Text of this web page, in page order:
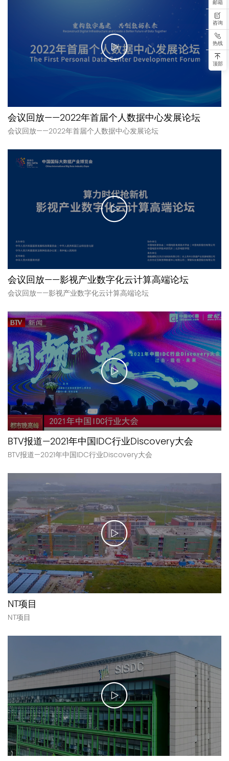
会议回放——2022年首届个人数据中心发展论坛
会议回放——2022年首届个人数据中心发展论坛
会议回放——影视产业数字化云计算高端论坛
会议回放——影视产业数字化云计算高端论坛
BTV报道—2021年中国IDC行业Discovery大会
BTV报道—2021年中国IDC行业Discovery大会
NT项目
NT项目
邮箱
咨询
热线
顶部